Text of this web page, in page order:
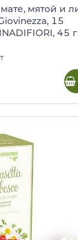
мятой и
15
45